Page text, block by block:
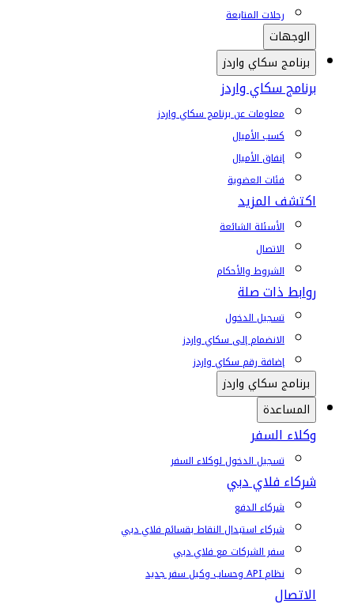
رحلات المتابعة
الوجهات
برنامج سكاي واردز
برنامج سكاي واردز
معلومات عن برنامج سكاي واردز
كسب الأميال
إنفاق الأميال
فئات العضوية
اكتشف المزيد
الأسئلة الشائعة
الاتصال
الشروط والأحكام
روابط ذات صلة
تسجيل الدخول
الانضمام إلى سكاي واردز
إضافة رقم سكاي واردز
برنامج سكاي واردز
المساعدة
وكلاء السفر
تسجيل الدخول لوكلاء السفر
شركاء فلاي دبي
شركاء الدفع
شركاء استبدال النقاط بقسائم فلاي دبي
سفر الشركات مع فلاي دبي
نظام API وحساب وكيل سفر جديد
الاتصال